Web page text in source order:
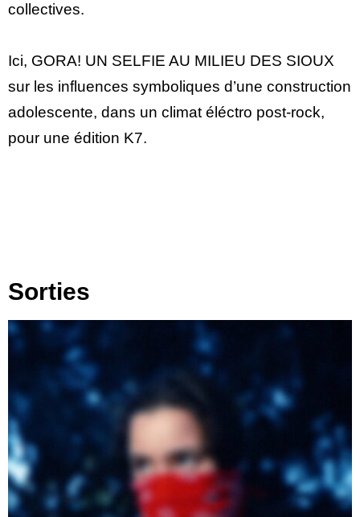
collectives.
Ici, GORA! UN SELFIE AU MILIEU DES SIOUX
sur les influences symboliques d’une construction
adolescente, dans un climat éléctro post-rock,
pour une édition K7.
Sorties